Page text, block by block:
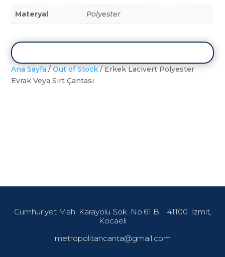
Materyal Polyester
Ana Sayfa /Out of Stock / Erkek Lacivert Polyester
Evrak Veya Sırt Çantası
Cumhuriyet Mah. Karayolu Sok. No.61 B. 41100 İzmit,
Kocaeli
metropolitancanta@gmail.com